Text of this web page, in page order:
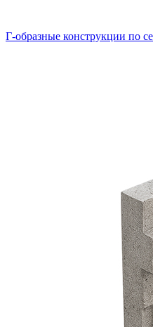
Г-образные конструкции по